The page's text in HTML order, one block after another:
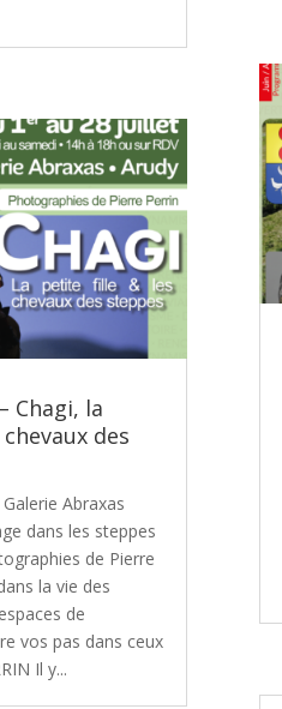
Chagi, la
des
Abraxas
dans les steppes
de Pierre
la vie des
de
vos pas dans ceux
Il y...